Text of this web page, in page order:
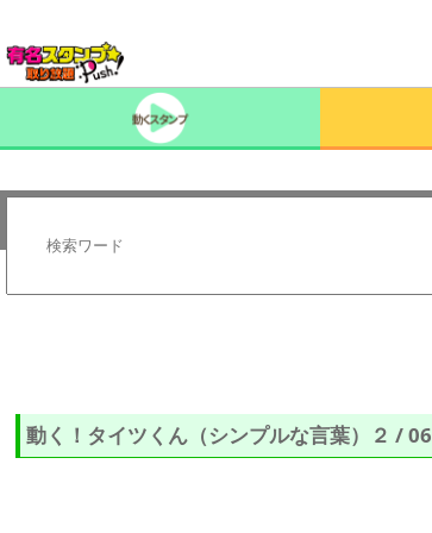
動く！タイツくん（シンプルな言葉）２ / 06